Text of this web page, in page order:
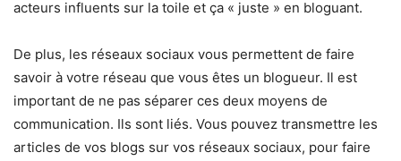
acteurs influents sur la toile et ça « juste » en bloguant.
De plus, les réseaux sociaux vous permettent de faire
savoir à votre réseau que vous êtes un blogueur. Il est
important de ne pas séparer ces deux moyens de
communication. Ils sont liés. Vous pouvez transmettre les
articles de vos blogs sur vos réseaux sociaux, pour faire